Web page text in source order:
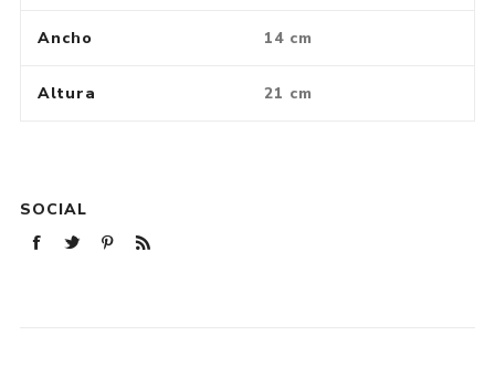
Ancho 14 cm
Altura 21 cm
SOCIAL